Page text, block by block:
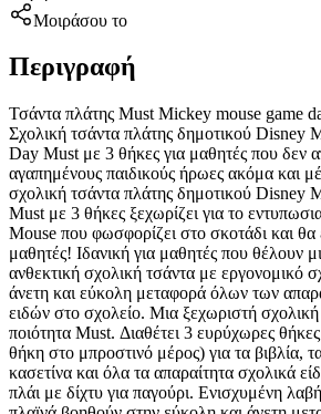
Μοιράσου το
Περιγραφή
Τσάντα πλάτης Must Mickey mouse game
Σχολική τσάντα πλάτης δημοτικού Disney
Day Must με 3 θήκες για μαθητές που δεν
αγαπημένους παιδικούς ήρωες ακόμα και
σχολική τσάντα πλάτης δημοτικού Disney
Must με 3 θήκες ξεχωρίζει για το
Mouse που φωσφορίζει στο σκοτάδι και θα
μαθητές! Ιδανική για μαθητές που θέλουν
ανθεκτική σχολική τσάντα με εργονομικό
άνετη και εύκολη μεταφορά όλων των
ειδών στο σχολείο. Μια ξεχωριστή
ποιότητα Must. Διαθέτει 3 ευρύχωρες
θήκη στο μπροστινό μέρος) για τα βιβλία,
κασετίνα και όλα τα απαραίτητα σχολικά
πλάι με δίχτυ για παγούρι. Ενισχυμένη